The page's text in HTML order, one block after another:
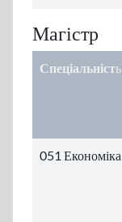
Магістр
Спеціальність
051 Економіка